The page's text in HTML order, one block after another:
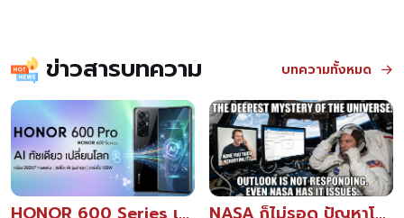
ข่าวสารบทความ บทความทั้งหมด